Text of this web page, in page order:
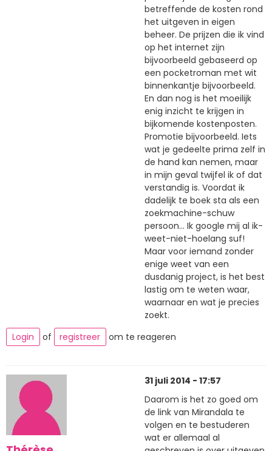
betreffende de kosten rond
het uitgeven in eigen
beheer. De prijzen die ik vind
op het internet zijn
bijvoorbeeld gebaseerd op
een pocketroman met wit
binnenkantje bijvoorbeeld.
En dan nog is het moeilijk
enig inzicht te krijgen in
bijkomende kostenposten.
Promotie bijvoorbeeld. Iets
wat je gedeelte prima zelf in
de hand kan nemen, maar
in mijn geval twijfel ik of dat
verstandig is. Voordat ik
dadelijk te boek sta als een
zoekmachine-schuw
persoon... Ik google mij al ik-
weet-niet-hoelang suf!
Maar voor iemand zonder
enige weet van een
dusdanig project, is het best
lastig om te weten waar,
waarnaar en wat je precies
zoekt.
Login
of registreer om te reageren
31 juli 2014 - 17:57
Daarom is het zo goed om
de link van Mirandala te
volgen en te bestuderen
wat er allemaal al